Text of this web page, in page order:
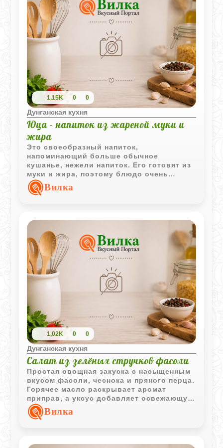
1,15K 0 0
Дунганская кухня
Юца - напиток из жареной муки и
жира
Это своеобразный напиток,
напоминающий больше обычное
кушанье, нежели напиток. Его готовят из
муки и жира, поэтому блюдо очень
сытное. Подают к столу с хлебом и
жареными овощами.
Вилка
1,02K 0 0
Дунганская кухня
Салат из зелёных стручков фасоли
Простая овощная закуска с насыщенным
вкусом фасоли, чеснока и пряного перца.
Горячее масло раскрывает аромат
приправ, а уксус добавляет освежающую
кислинку.
Вилка